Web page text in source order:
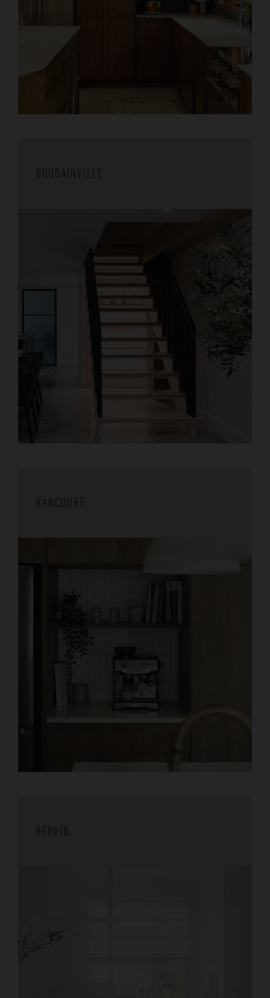
BOUGAINVILLE
RANCOURT
BERVIN